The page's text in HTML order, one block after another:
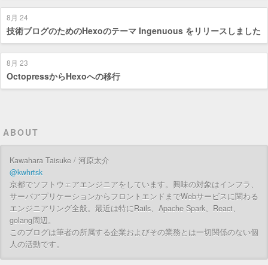
8月 24
技術ブログのためのHexoのテーマ Ingenuous をリリースしました
8月 23
OctopressからHexoへの移行
ABOUT
Kawahara Taisuke / 河原太介
@kwhrtsk
京都でソフトウェアエンジニアをしています。興味の対象はインフラ、
サーバアプリケーションからフロントエンドまでWebサービスに関わる
エンジニアリング全般。最近は特にRails、Apache Spark、React、
golang周辺。
このブログは筆者の所属する企業およびその業務とは一切関係のない個
人の活動です。